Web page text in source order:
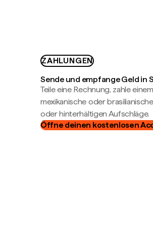
ZAHLUNGEN
Sende und empfange Geld in
Teile eine Rechnung, zahle
mexikanische oder
oder hinterhältigen Aufschläge.
Öffne deinen kostenlosen